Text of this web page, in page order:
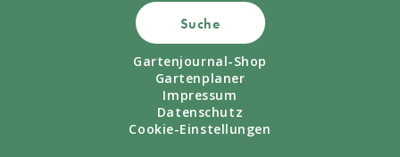
Suche
Gartenjournal-Shop
Gartenplaner
Impressum
Datenschutz
Cookie-Einstellungen